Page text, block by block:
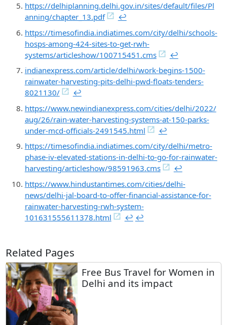
https://delhiplanning.delhi.gov.in/sites/default/files/Pl
anning/chapter_13.pdf
↩︎
https://timesofindia.indiatimes.com/city/delhi/schools-
hosps-among-424-sites-to-get-rwh-
systems/articleshow/100715451.cms
↩︎
indianexpress.com/article/delhi/work-begins-1500-
rainwater-harvesting-pits-delhi-pwd-floats-tenders-
8021130/
↩︎
https://www.newindianexpress.com/cities/delhi/2022/
aug/26/rain-water-harvesting-systems-at-150-parks-
under-mcd-officials-2491545.html
↩︎
https://timesofindia.indiatimes.com/city/delhi/metro-
phase-iv-elevated-stations-in-delhi-to-go-for-rainwater-
harvesting/articleshow/98591963.cms
↩︎
https://www.hindustantimes.com/cities/delhi-
news/delhi-jal-board-to-offer-financial-assistance-for-
rainwater-harvesting-rwh-system-
101631555611378.html
↩︎ ↩︎
Related Pages
Free Bus Travel for Women in
Delhi and its impact